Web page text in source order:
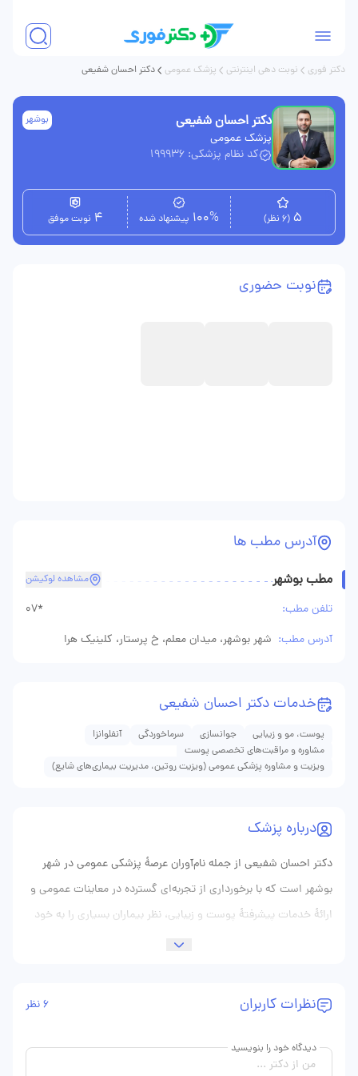
دکتر فوری نوبت دهی اینترنتی پزشک عمومی دکتر احسان شفیعی
دکتر احسان شفیعی
پزشک عمومی
کد نظام پزشکی: 199936
بوشهر
5 (6 نظر) 100% پیشنهاد شده 4 نوبت موفق
خدمات دکتر احسان شفیعی
پوست، مو و زیبایی جوانسازی سرماخوردگی
آنفلوانزا
مشاوره و مراقبت‌های تخصصی پوست
ویزیت و مشاوره پزشکی عمومی (ویزیت روتین، مدیریت بیماری‌های شایع)
درباره پزشک
دکتر احسان شفیعی از جمله نام‌آوران عرصهٔ پزشکی عمومی در شهر
بوشهر است که با برخورداری از تجربه‌ای گسترده در معاینات عمومی و
ارائهٔ خدمات پیشرفتهٔ پوست و زیبایی، نظر بیماران بسیاری را به خود
جلب نموده است. ایشان با تلفیق دانش بالینی و مهارت فنی،
زیبایی و شادابی را در چهرهٔ خود مشاهده کنند. فضای مطب دکتر
شفیعی با نورپردازی ملایم، دیوارهای مزین به پوسترهایی از آناتومی
پوست و تجهیزاتی پیشرفته برای معاینات تخصصی، به محلی آرام و
آدرس مطب ها
مطب بوشهر مشاهده لوکیشن
تلفن مطب:
07*
آدرس مطب: شهر بوشهر، میدان معلم، خ پرستار، کلینیک هرا
نوبت حضوری
نظرات کاربران 6 نظر
دیدگاه خود را بنویسید